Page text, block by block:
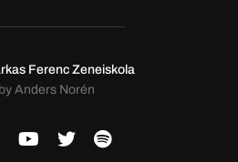
Ferenc Zeneiskola
Anders Norén